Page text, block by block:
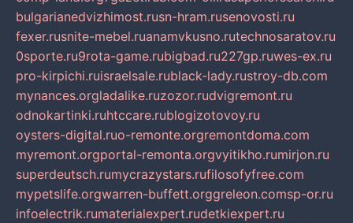
bulgarianedvizhimost.rusn-hram.rusenovosti.ru
fexer.rusnite-mebel.ruanamvkusno.rutechnosaratov.ru
0sporte.ru9rota-game.rubigbad.ru227gp.ruwes-ex.ru
pro-kirpichi.ruisraelsale.rublack-lady.rustroy-db.com
mynances.orgladalike.ruzozor.rudvigremont.ru
odnokartinki.ruhtccare.rublogizotovoy.ru
oysters-digital.ruo-remonte.orgremontdoma.com
myremont.orgportal-remonta.orgvyitikho.rumirjon.ru
superdeutsch.rumycrazystars.rufilosofyfree.com
mypetslife.orgwarren-buffett.orggreleon.comsp-or.ru
infoelectrik.rumaterialexpert.rudetkiexpert.ru